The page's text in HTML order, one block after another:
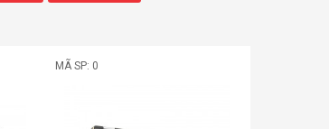
MÃ SP: 0